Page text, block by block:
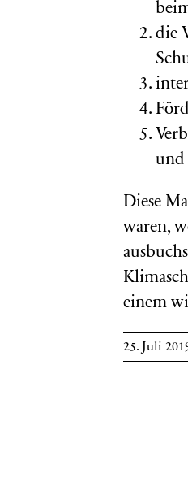
die
und
Diese
waren,
einem
25. Juli